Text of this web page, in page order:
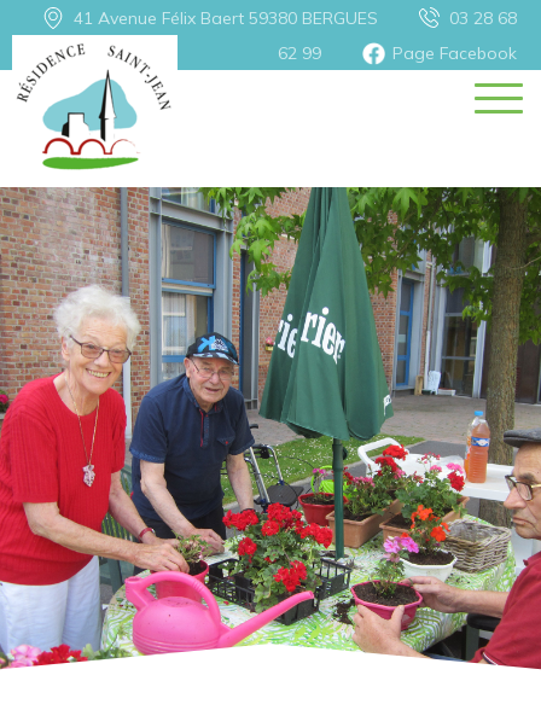
Retour
Séjour
Votre séjour
Visites et sorties
Surveillance médicale
Frais de séjour
41 Avenue Félix Baert 59380 BERGUES
03 28 68
62 99
Page Facebook